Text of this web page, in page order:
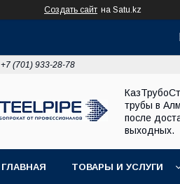
Создать сайт на Satu.kz
+7 (701) 933-28-78
трубы в
после
выходных.
ГЛАВНАЯ ТОВАРЫ И УСЛУГИ